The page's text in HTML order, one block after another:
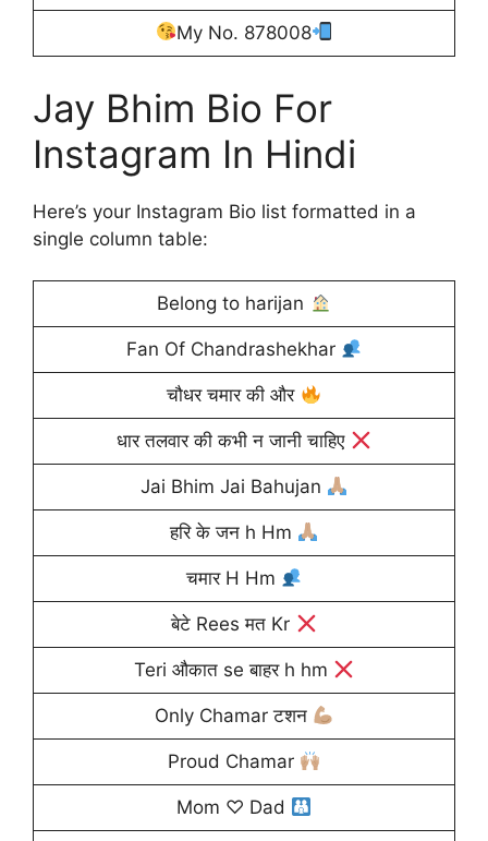
My No. 878008
Jay Bhim Bio For
Instagram In Hindi
Here’s your Instagram Bio list formatted in a
single column table:
Belong to harijan
Fan Of Chandrashekhar
चौधर चमार की और
धार तलवार की कभी न जानी चाहिए
Jai Bhim Jai Bahujan
हरि के जन h Hm
चमार H Hm
बेटे Rees मत Kr
Teri औकात se बाहर h hm
Only Chamar टशन
Proud Chamar
Mom ♡ Dad